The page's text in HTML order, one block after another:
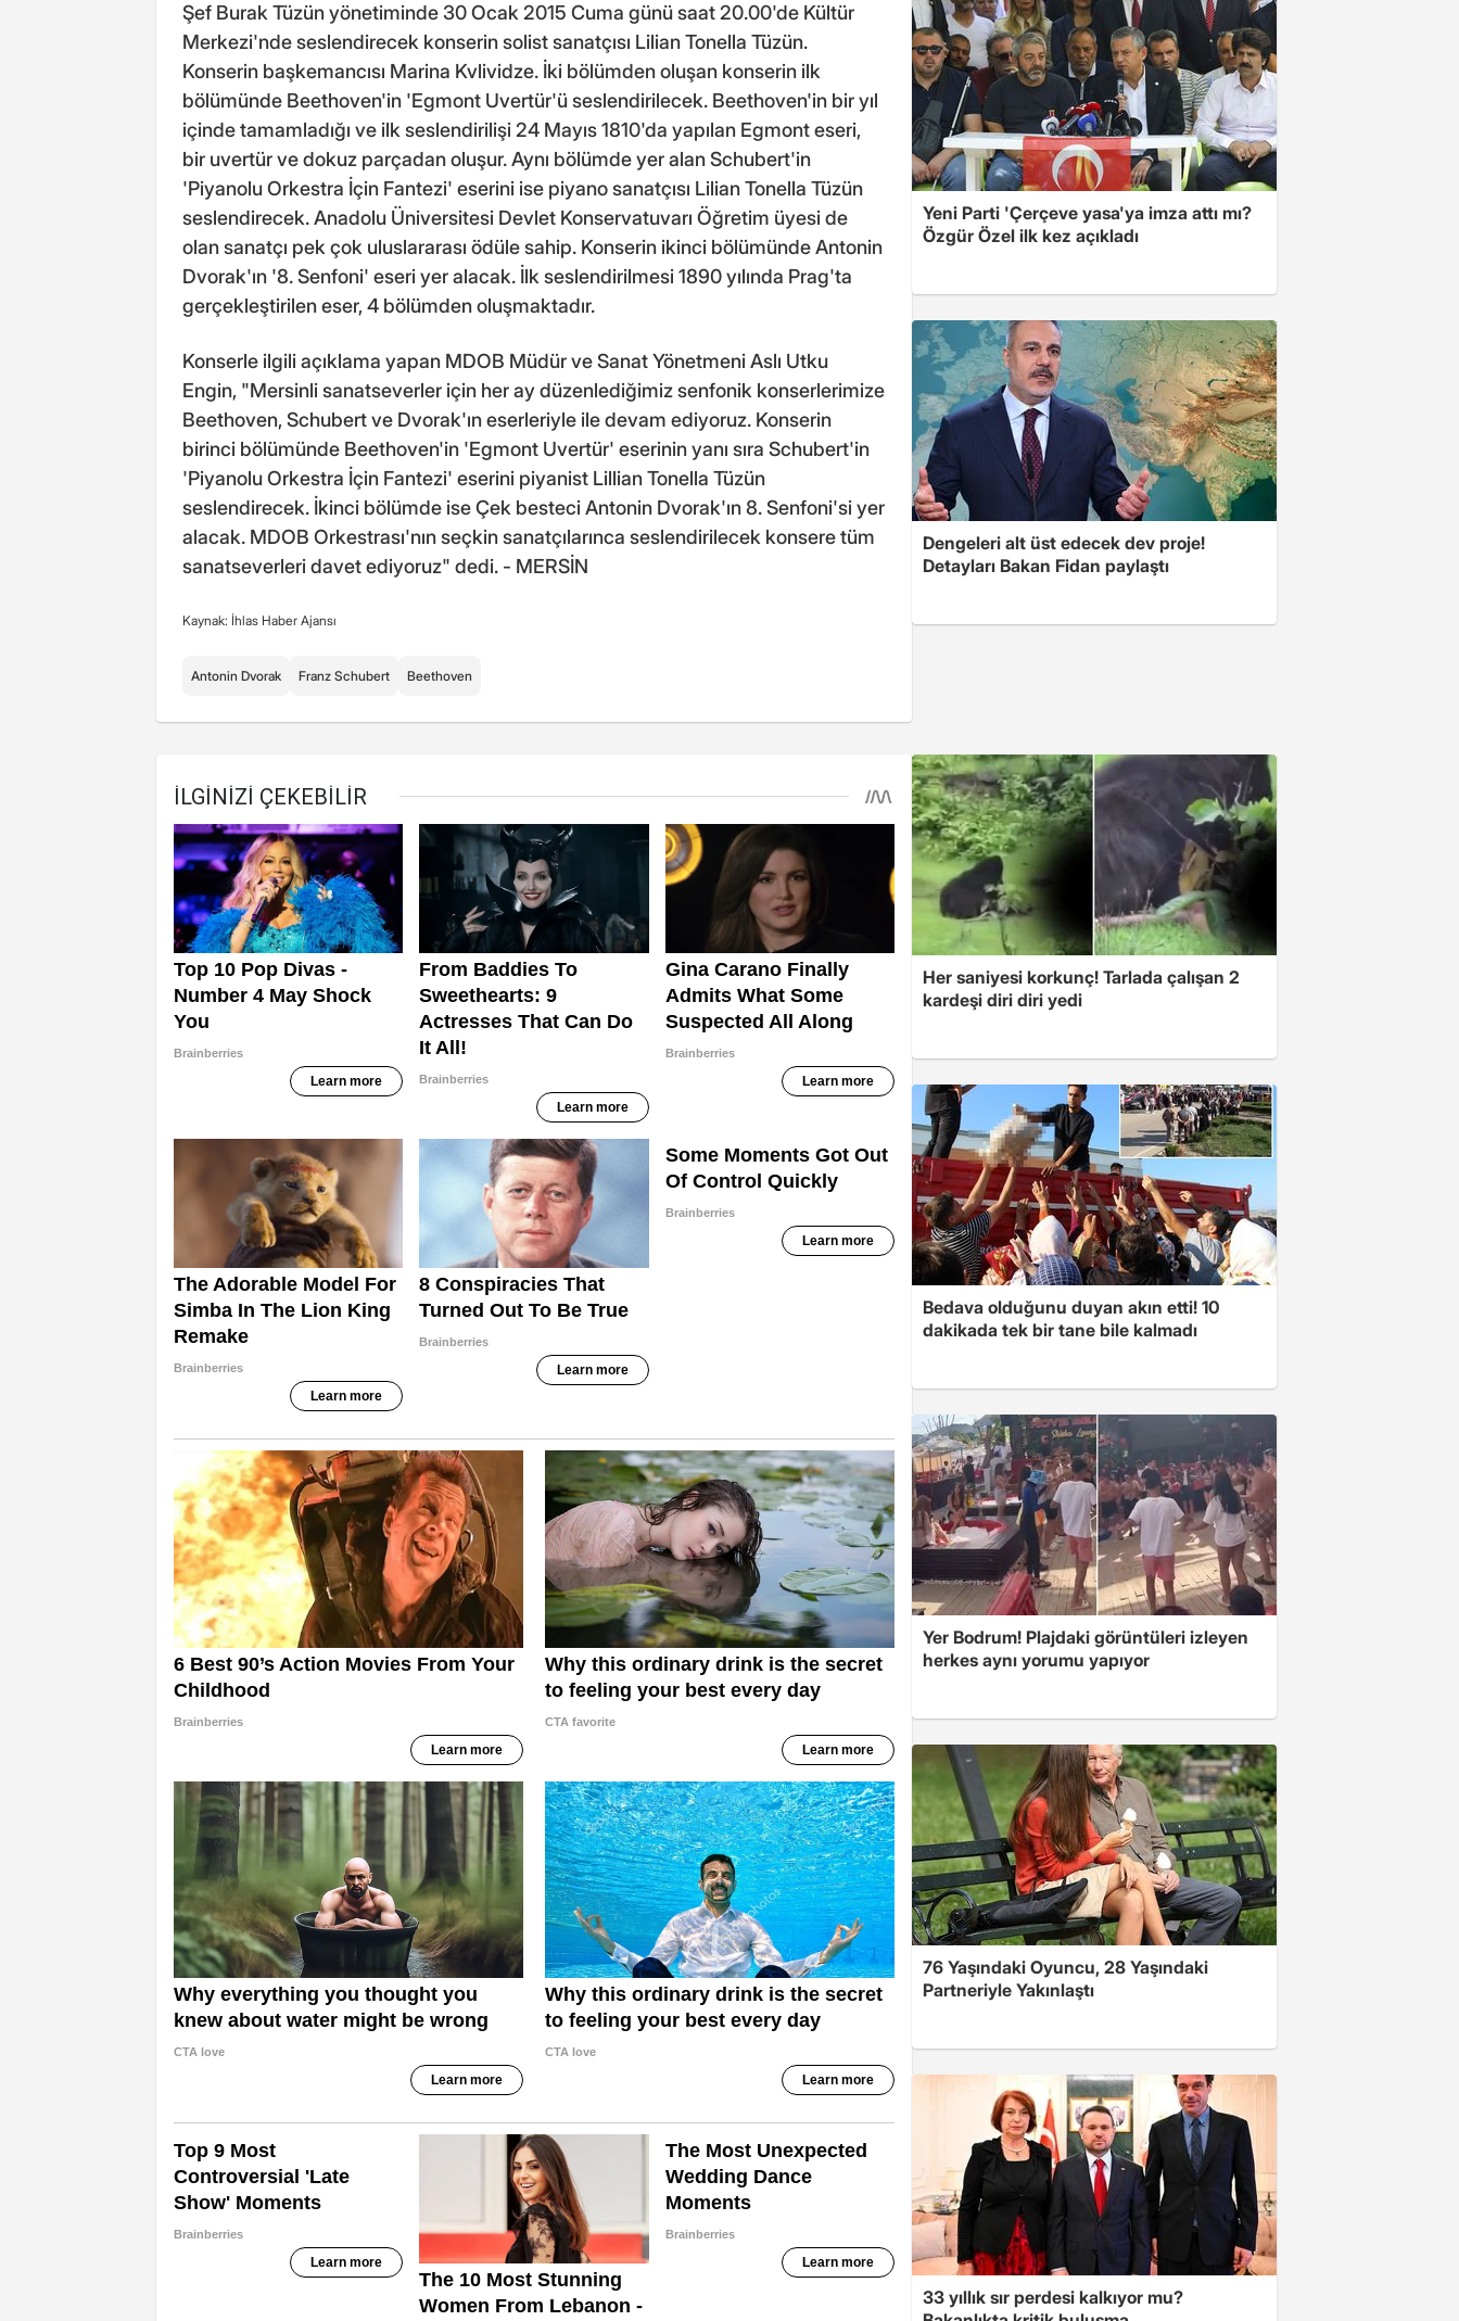
Şef Burak Tüzün yönetiminde 30 Ocak 2015 Cuma günü saat 20.00'de Kültür
Merkezi'nde seslendirecek konserin solist sanatçısı Lilian Tonella Tüzün.
Konserin başkemancısı Marina Kvlividze. İki bölümden oluşan konserin ilk
bölümünde Beethoven'in 'Egmont Uvertür'ü seslendirilecek. Beethoven'in bir yıl
içinde tamamladığı ve ilk seslendirilişi 24 Mayıs 1810'da yapılan Egmont eseri,
bir uvertür ve dokuz parçadan oluşur. Aynı bölümde yer alan Schubert'in
'Piyanolu Orkestra İçin Fantezi' eserini ise piyano sanatçısı Lilian Tonella Tüzün
seslendirecek. Anadolu Üniversitesi Devlet Konservatuvarı Öğretim üyesi de
olan sanatçı pek çok uluslararası ödüle sahip. Konserin ikinci bölümünde Antonin
Dvorak'ın '8. Senfoni' eseri yer alacak. İlk seslendirilmesi 1890 yılında Prag'ta
gerçekleştirilen eser, 4 bölümden oluşmaktadır.
Konserle ilgili açıklama yapan MDOB Müdür ve Sanat Yönetmeni Aslı Utku
Engin, "Mersinli sanatseverler için her ay düzenlediğimiz senfonik konserlerimize
Beethoven, Schubert ve Dvorak'ın eserleriyle ile devam ediyoruz. Konserin
birinci bölümünde Beethoven'in 'Egmont Uvertür' eserinin yanı sıra Schubert'in
'Piyanolu Orkestra İçin Fantezi' eserini piyanist Lillian Tonella Tüzün
seslendirecek. İkinci bölümde ise Çek besteci Antonin Dvorak'ın 8. Senfoni'si yer
alacak. MDOB Orkestrası'nın seçkin sanatçılarınca seslendirilecek konsere tüm
sanatseverleri davet ediyoruz" dedi. - MERSİN
Kaynak: İhlas Haber Ajansı
Antonin Dvorak Franz Schubert Beethoven
Yeni Parti 'Çerçeve yasa'ya imza attı mı?
Özgür Özel ilk kez açıkladı
Dengeleri alt üst edecek dev proje!
Detayları Bakan Fidan paylaştı
Her saniyesi korkunç! Tarlada çalışan 2
kardeşi diri diri yedi
Bedava olduğunu duyan akın etti! 10
dakikada tek bir tane bile kalmadı
Yer Bodrum! Plajdaki görüntüleri izleyen
herkes aynı yorumu yapıyor
76 Yaşındaki Oyuncu, 28 Yaşındaki
Partneriyle Yakınlaştı
33 yıllık sır perdesi kalkıyor mu?